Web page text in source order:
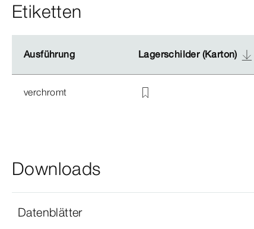
Etiketten
Ausführung Lagerschilder (Karton)
Ausführung Lagerschilder (Karton)
verchromt
Downloads
Datenblätter